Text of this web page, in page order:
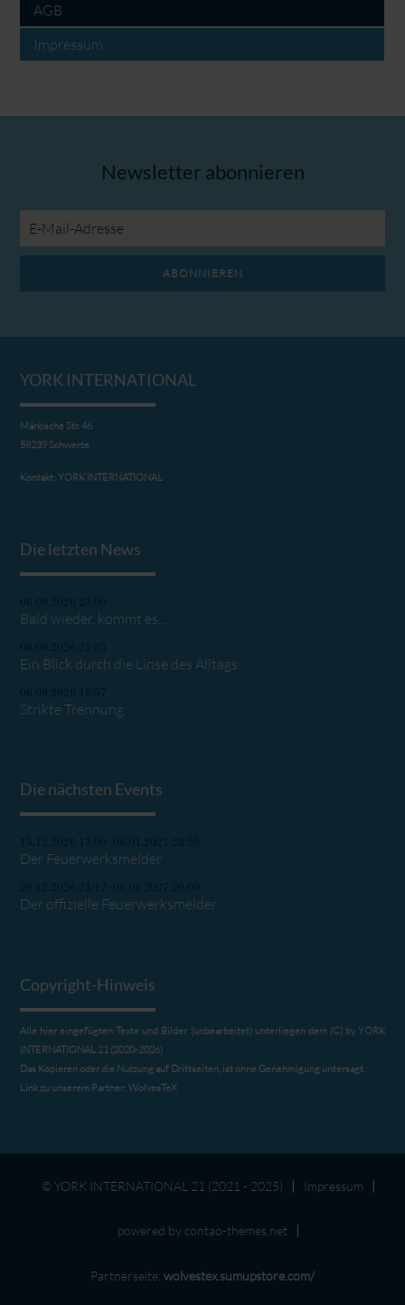
AGB
Impressum
Newsletter abonnieren
Adresse
ABONNIEREN
YORK INTERNATIONAL
Märkische Str. 46
58239 Schwerte
Kontakt:YORK INTERNATIONAL
Die letzten News
06.08.2026 23:00
Bald wieder, kommt es…
06.08.2026 21:35
Ein Blick durch die Linse des Alltags:
06.08.2026 16:57
Strikte Trennung
Die nächsten Events
15.12.2026 13:00–06.01.2027 23:59
Der Feuerwerksmelder
26.12.2026 21:12–06.01.2027 20:00
Der offizielle Feuerwerksmelder
Copyright-Hinweis
Alle hier eingefügten Texte und Bilder (unbearbeitet) unterliegen dem (C) by YORK
INTERNATIONAL 21 (2020-2026)
Das Kopieren oder die Nutzung auf Drittseiten, ist ohne Genehmigung untersagt.
Link zu unserem Partner:WolvesTeX
© YORK INTERNATIONAL 21 (2021 - 2025) Impressum
powered by contao-themes.net
Partnerseite: wolvestex.sumupstore.com/